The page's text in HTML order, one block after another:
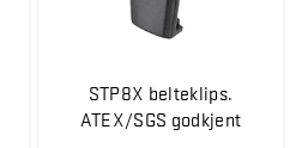
STP8X belteklips.
ATEX/SGS godkjent